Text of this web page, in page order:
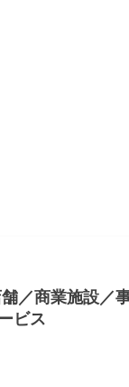
／商業施設／
ビス